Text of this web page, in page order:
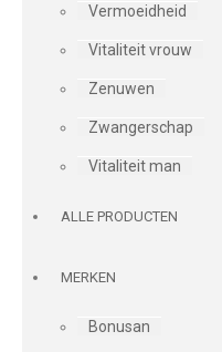
Vermoeidheid
Vitaliteit vrouw
Zenuwen
Zwangerschap
Vitaliteit man
ALLE PRODUCTEN
MERKEN
Bonusan